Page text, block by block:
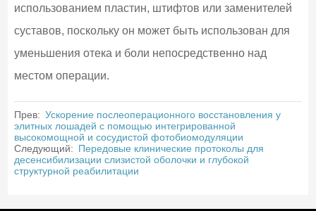
использованием пластин, штифтов или заменителей
суставов, поскольку он может быть использован для
уменьшения отека и боли непосредственно над
местом операции.
Прев: Ускорение послеоперационного восстановления у
элитных лошадей с помощью интегрированной
высокомощной и сосудистой фотобиомодуляции
Следующий: Передовые клинические протоколы для
десенсибилизации слизистой оболочки и глубокой
структурной реабилитации